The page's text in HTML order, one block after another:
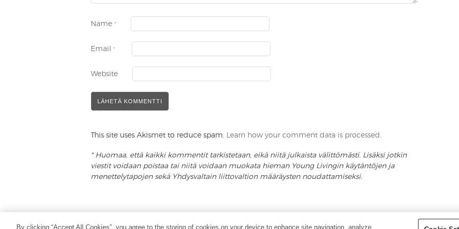
Name *
Email *
Website
This site uses Akismet to reduce spam. Learn how your comment data is processed .
* Huomaa, että kaikki kommentit tarkistetaan, eikä niitä julkaista välittömästi. Lisäksi jotkin
viestit voidaan poistaa tai niitä voidaan muokata hieman Young Livingin käytäntöjen ja
menettelytapojen sekä Yhdysvaltain liittovaltion määräysten noudattamiseksi.
By clicking “Accept All Cookies”, you agree to the storing of cookies on your device to enhance site navigation, analyze